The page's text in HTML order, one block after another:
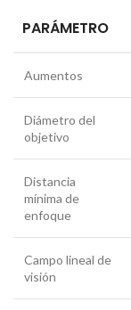
PARÁMETRO
Aumentos
Diámetro del
objetivo
Distancia
mínima de
enfoque
Campo lineal de
visión